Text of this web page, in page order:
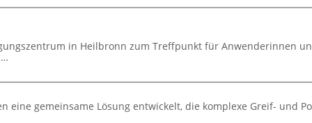
in Heilbronn zum Treffpunkt für Anwenderinnen
eine gemeinsame Lösung entwickelt, die komplexe Greif- und